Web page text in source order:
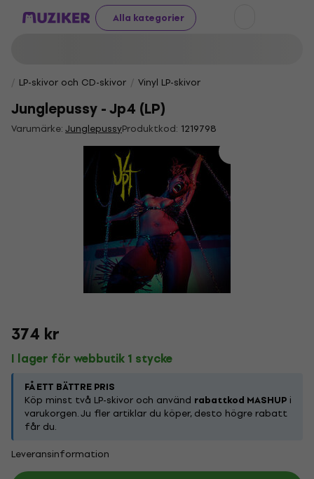
Alla kategorier
LP-skivor och CD-skivor Vinyl LP-skivor
Junglepussy - Jp4 (LP)
Varumärke:JunglepussyProduktkod: 1219798
374 kr
I lager för webbutik 1 stycke
FÅ ETT BÄTTRE PRIS
Köp minst två LP-skivor och använd rabattkod MASHUP i
varukorgen. Ju fler artiklar du köper, desto högre rabatt
får du.
Leveransinformation